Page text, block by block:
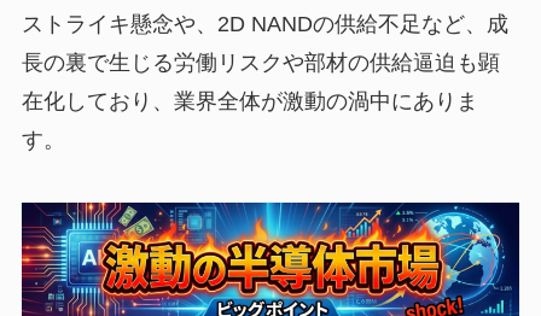
ストライキ懸念や、2D NANDの供給不足など、成
長の裏で生じる労働リスクや部材の供給逼迫も顕
在化しており、業界全体が激動の渦中にありま
す。